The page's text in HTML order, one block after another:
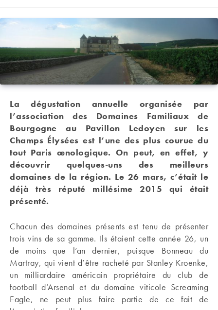
publication :
La dégustation annuelle organisée par
l’association des Domaines Familiaux de
Bourgogne au Pavillon Ledoyen sur les
Champs Élysées est l’une des plus courue du
tout Paris œnologique. On peut, en effet, y
découvrir quelques-uns des meilleurs
domaines de la région. Le 26 mars, c’était le
déjà très réputé millésime 2015 qui était
présenté.
Chacun des domaines présents est tenu de présenter
trois vins de sa gamme. Ils étaient cette année 26, un
de moins que l’an dernier, puisque Bonneau du
Martray, qui vient d’être racheté par Stanley Kroenke,
un milliardaire américain propriétaire du club de
football d’Arsenal et du domaine viticole Screaming
Eagle, ne peut plus faire partie de ce fait de